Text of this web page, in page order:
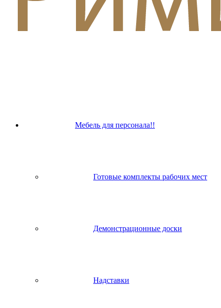
Мебель для персонала!!
Готовые комплекты рабочих мест
Демонстрационные доски
Надставки